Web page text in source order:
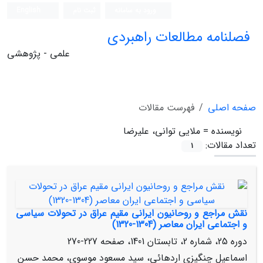
فصلنامه مطالعات راهبردی
علمی - پژوهشی
صفحه اصلی
فهرست مقالات
نویسنده = ملایی توانی، علیرضا
تعداد مقالات:
1
نقش مراجع و روحانیون ایرانی مقیم عراق در تحولات سیاسی
و اجتماعی ایران معاصر (1304-1320)
دوره 25، شماره 2، تابستان 1401، صفحه
227-270
اسماعیل چنگیزی اردهائی، سید مسعود موسوی، محمد حسن